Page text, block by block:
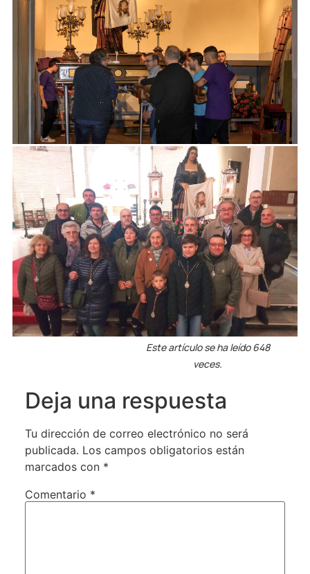
Este artículo se ha leído 648
veces.
Deja una respuesta
Tu dirección de correo electrónico no será
publicada. Los campos obligatorios están
marcados con *
Comentario *